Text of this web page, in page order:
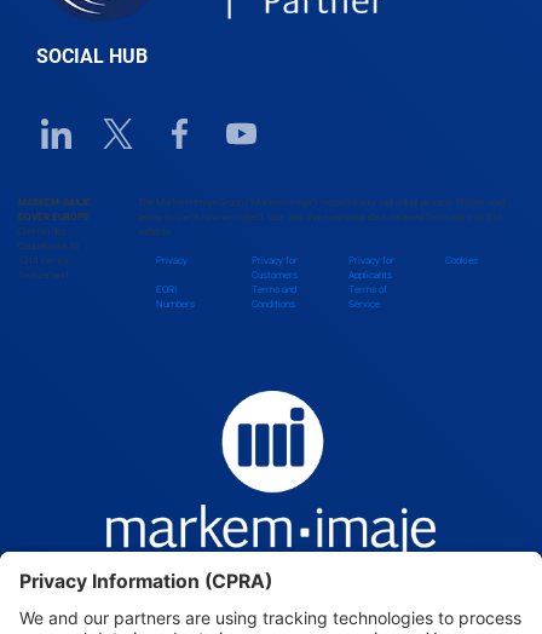
Belize
Bolivia
SOCIAL HUB
Linkedin URL link
Twitter URL linkFacebook URL link
Youtube URL link
MARKEM-IMAJE
DOVER EUROPE
Chemin des
Coquelicots 16
1214 Vernier
Switzerland
The Markem-Imaje Group (“Markem-Imaje”) respects your individual privacy. Please read
below to check how we collect, use, and share personal data obtained from users on this
website.
Privacy
Privacy for
Customers
Privacy for
Applicants
Cookies
EORI
Numbers
Terms and
Conditions
Terms of
Service